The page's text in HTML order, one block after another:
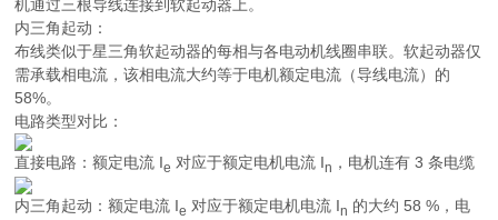
机通过三根导线连接到软起动器上。
内三角起动：
布线类似于星三角软起动器的每相与各电动机线圈串联。软起动器仅
需承载相电流，该相电流大约等于电机额定电流（导线电流）的
58%。
电路类型对比：
直接电路：额定电流 Ie 对应于额定电机电流 In ，电机连有 3 条电缆
内三角起动：额定电流 Ie 对应于额定电机电流 In 的大约 58 %，电